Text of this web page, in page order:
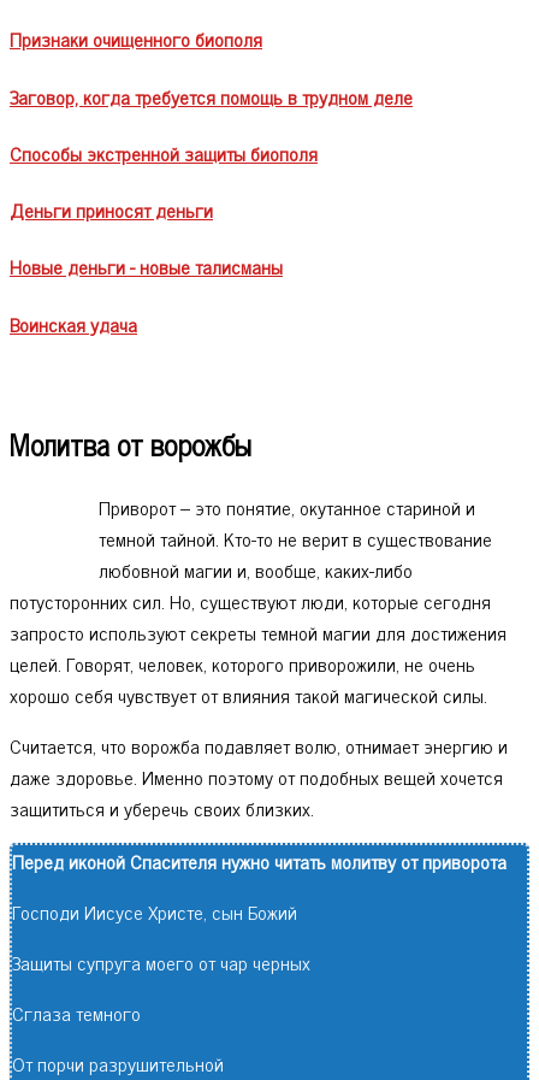
Признаки очищенного биополя
Заговор, когда требуется помощь в трудном деле
Способы экстренной защиты биополя
Деньги приносят деньги
Новые деньги - новые талисманы
Воинская удача
Молитва от ворожбы
Приворот – это понятие, окутанное стариной и
темной тайной. Кто-то не верит в существование
любовной магии и, вообще, каких-либо
потусторонних сил. Но, существуют люди, которые сегодня
запросто используют секреты темной магии для достижения
целей. Говорят, человек, которого приворожили, не очень
хорошо себя чувствует от влияния такой магической силы.
Считается, что ворожба подавляет волю, отнимает энергию и
даже здоровье. Именно поэтому от подобных вещей хочется
защититься и уберечь своих близких.
Перед иконой Спасителя нужно читать молитву от приворота
Господи Иисусе Христе, сын Божий
Защиты супруга моего от чар черных
Сглаза темного
От порчи разрушительной